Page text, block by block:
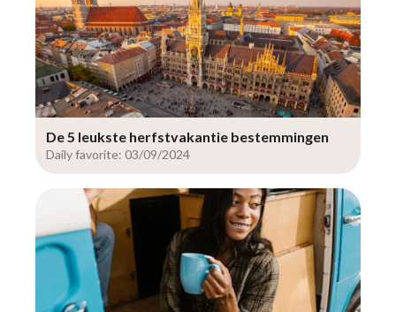
De 5 leukste herfstvakantie bestemmingen
Daily favorite: 03/09/2024